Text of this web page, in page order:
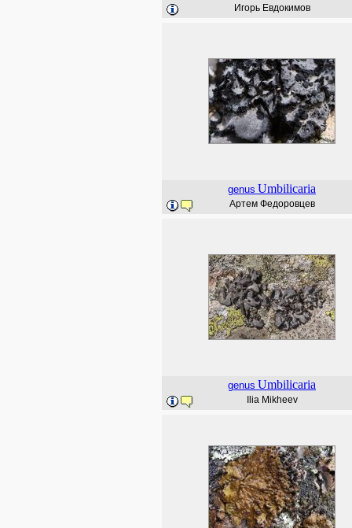
Игорь Евдокимов
genus Umbilicaria
Артем Федоровцев
genus Umbilicaria
Ilia Mikheev